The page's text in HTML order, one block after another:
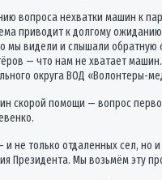
вопроса нехватки машин к
приводит к долгому
мы видели и слышали обратную
— что нам не хватает
округа ВОД «Волонтеры-
скорой помощи — вопрос
и не только отдаленных сел,
Президента. Мы возьмём эту